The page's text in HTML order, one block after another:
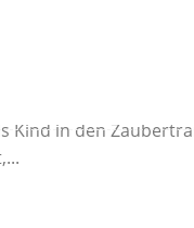
man, um spezielle
Kind in den